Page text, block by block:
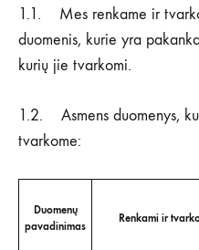
1.1. Mes renkame ir
duomenis, kurie yra
kurių jie tvarkomi.
1.2. Asmens duomenys,
tvarkome:
Duomenų
pavadinimas
Renkami ir